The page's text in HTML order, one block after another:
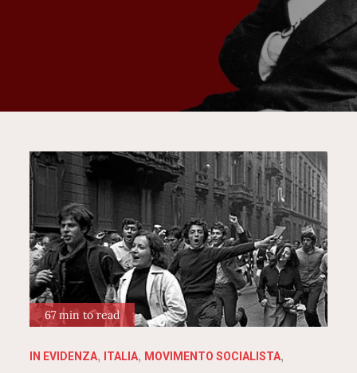
67 min to read
IN EVIDENZA ITALIA
MOVIMENTO SOCIALISTA